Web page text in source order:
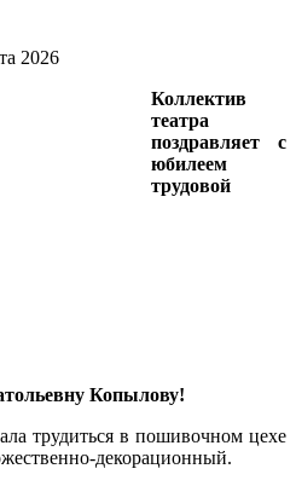
2026
Коллектив
театра
поздравляет с
юбилеем
трудовой
Копылову!
трудиться в пошивочном цехе
декорационный.